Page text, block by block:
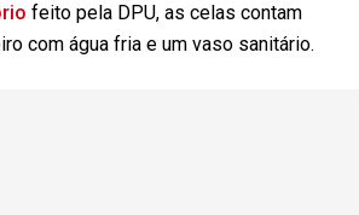
feito pela DPU, as celas contam
com água fria e um vaso sanitário.